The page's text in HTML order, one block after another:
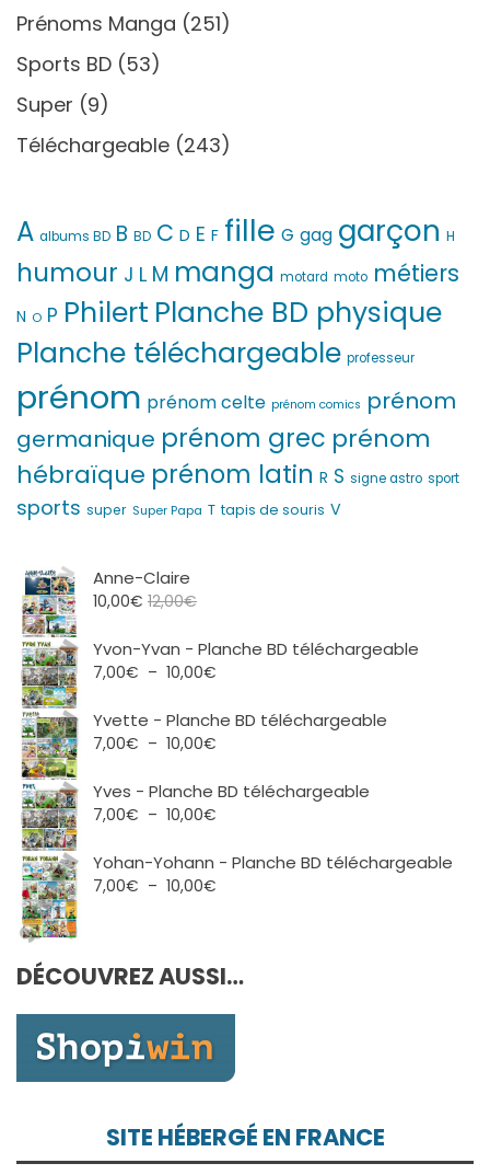
Prénoms Manga (251)
Sports BD (53)
Super (9)
Téléchargeable (243)
A albums BD B BD C D E F fille G gag garçon H
humour J L M manga motard moto métiers
N O P Philert Planche BD physique
Planche téléchargeable professeur
prénom prénom celte prénom comics prénom
germanique prénom grec prénom
hébraïque prénom latin R S signe astro sport
sports super Super Papa T tapis de souris V
Anne-Claire
10,00€ 12,00€
Yvon-Yvan - Planche BD téléchargeable
7,00€ – 10,00€
prix :
10,00€
Yvette - Planche BD téléchargeable
7,00€ – 10,00€
prix :
10,00€
Yves - Planche BD téléchargeable
7,00€ – 10,00€
prix :
Yohan-Yohann - Planche BD téléchargeable
7,00€ – 10,00€
à
DÉCOUVREZ AUSSI…
SITE HÉBERGÉ EN FRANCE